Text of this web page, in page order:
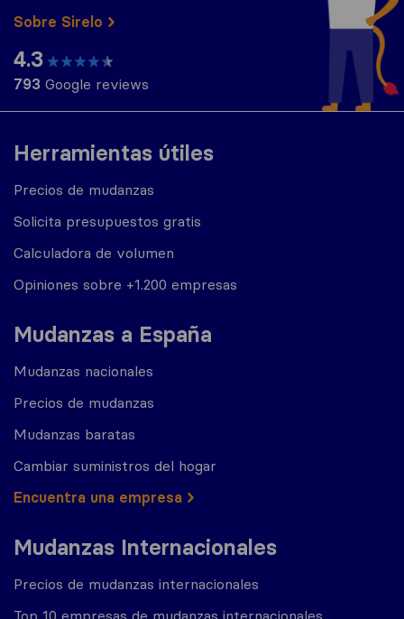
Herramientas útiles
Precios de mudanzas
Solicita presupuestos gratis
Calculadora de volumen
Opiniones sobre +1.200 empresas
Mudanzas a España
Mudanzas nacionales
Precios de mudanzas
Mudanzas baratas
Cambiar suministros del hogar
Encuentra una empresa
Mudanzas Internacionales
Precios de mudanzas internacionales
Top 10 empresas de mudanzas internacionales
Sobre Sirelo
4.3
793 Google reviews